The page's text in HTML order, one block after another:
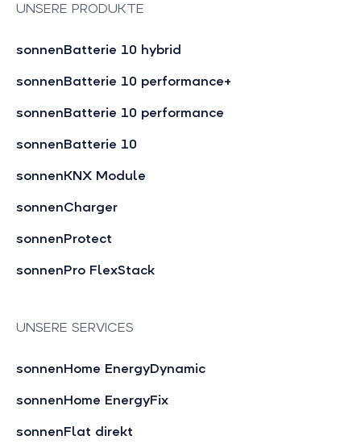
UNSERE PRODUKTE
sonnenBatterie 10 hybrid
sonnenBatterie 10 performance+
sonnenBatterie 10 performance
sonnenBatterie 10
sonnenKNX Module
sonnenCharger
sonnenProtect
sonnenPro FlexStack
UNSERE SERVICES
sonnenHome EnergyDynamic
sonnenHome EnergyFix
sonnenFlat direkt